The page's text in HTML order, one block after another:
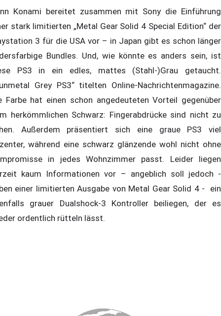
Konami bereitet zusammen mit Sony die Einführung
stark limitierten „Metal Gear Solid 4 Special Edition“ der
3 für die USA vor – in Japan gibt es schon länger
Bundles. Und, wie könnte es anders sein, ist
PS3 in ein edles, mattes (Stahl-)Grau getaucht.
Grey PS3“ titelten Online-Nachrichtenmagazine.
Farbe hat einen schon angedeuteten Vorteil gegenüber
herkömmlichen Schwarz: Fingerabdrücke sind nicht zu
Außerdem präsentiert sich eine graue PS3 viel
während eine schwarz glänzende wohl nicht ohne
in jedes Wohnzimmer passt. Leider liegen
kaum Informationen vor – angeblich soll jedoch -
einer limitierten Ausgabe von Metal Gear Solid 4 - ein
grauer Dualshock-3 Kontroller beiliegen, der es
ordentlich rütteln lässt.